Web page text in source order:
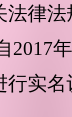
法律
2017
行实名